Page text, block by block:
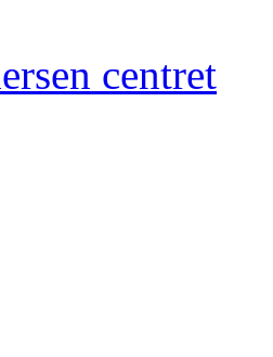
centret